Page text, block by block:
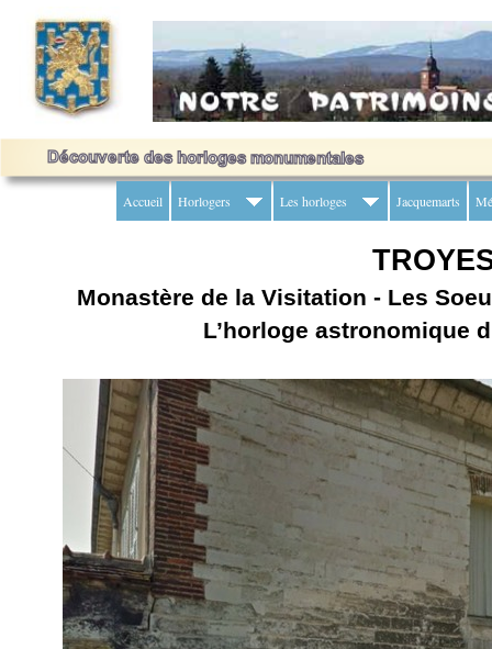
Accueil Horlogers Les horloges Jacquemarts
Monastère de la Visitation - Les
L’horloge astronomique